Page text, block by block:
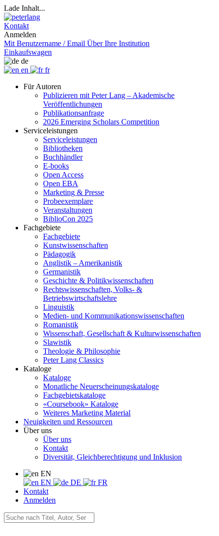
Lade Inhalt...
Kontakt
Anmelden
Mit Benutzername / Email Über Ihre Institution
Einkaufswagen
de
en
fr
Für Autoren
Publizieren mit Peter Lang – Akademische
Veröffentlichungen
Publikationsanfrage
2026 Emerging Scholars Competition
Serviceleistungen
Serviceleistungen
Bibliotheken
Buchhändler
E-books
Open Access
Open EBA
Marketing & Presse
Probeexemplare
Veranstaltungen
BiblioCon 2025
Fachgebiete
Fachgebiete
Kunstwissenschaften
Pädagogik
Anglistik – Amerikanistik
Germanistik
Geschichte & Politikwissenschaften
Rechtswissenschaften, Volks- &
Betriebswirtschaftslehre
Linguistik
Medien- und Kommunikationswissenschaften
Romanistik
Wissenschaft, Gesellschaft & Kulturwissenschaften
Slawistik
Theologie & Philosophie
Peter Lang Classics
Kataloge
Kataloge
Monatliche Neuerscheinungskataloge
Fachgebietskataloge
«Coursebook» Kataloge
Weiteres Marketing Material
Neuigkeiten und Ressourcen
Über uns
Über uns
Kontakt
Diversität, Gleichberechtigung und Inklusion
EN
EN
DE
FR
Kontakt
Anmelden